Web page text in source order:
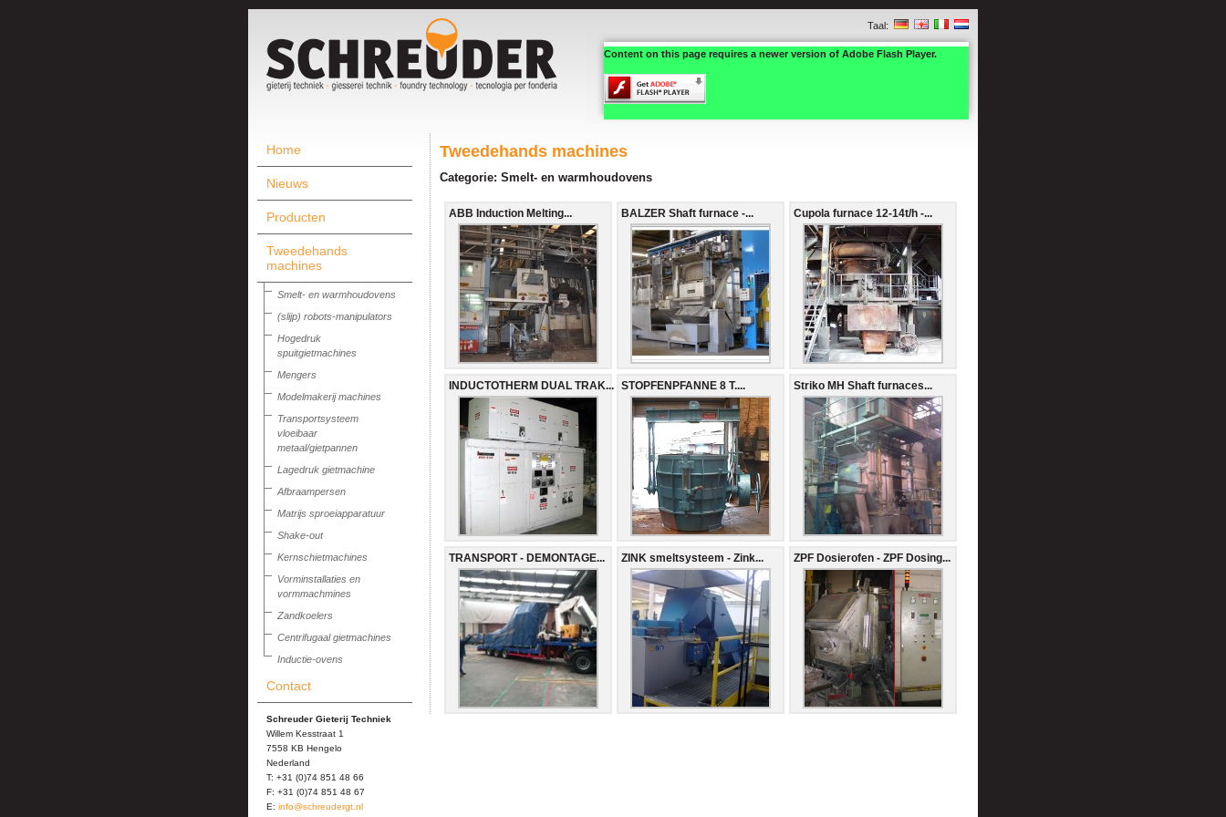
Taal:
Content on this page requires a newer version of Adobe Flash Player.
Home
Nieuws
Producten
Tweedehands
machines
Smelt- en warmhoudovens
(slijp) robots-manipulators
Hogedruk
spuitgietmachines
Mengers
Modelmakerij machines
Transportsysteem
vloeibaar
metaal/gietpannen
Lagedruk gietmachine
Afbraampersen
Matrijs sproeiapparatuur
Shake-out
Kernschietmachines
Vorminstallaties en
vormmachmines
Zandkoelers
Centrifugaal gietmachines
Inductie-ovens
Contact
Schreuder Gieterij Techniek
Willem Kesstraat 1
7558 KB Hengelo
Nederland
T: +31 (0)74 851 48 66
F: +31 (0)74 851 48 67
E: info@schreudergt.nl
Tweedehands machines
Categorie: Smelt- en warmhoudovens
ABB Induction Melting... BALZER Shaft furnace -... Cupola furnace 12-14t/h -...
INDUCTOTHERM DUAL TRAK... STOPFENPFANNE 8 T.... Striko MH Shaft furnaces...
TRANSPORT - DEMONTAGE... ZINK smeltsysteem - Zink... ZPF Dosierofen - ZPF Dosing...